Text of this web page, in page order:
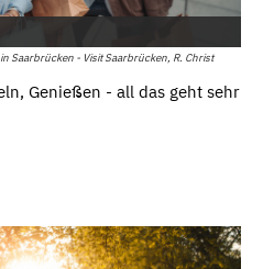
Saarbrücken - Visit Saarbrücken, R. Christ
Genießen - all das geht sehr